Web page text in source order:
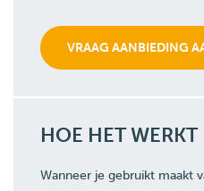
HOE HET WERKT
Wanneer je gebruikt maakt